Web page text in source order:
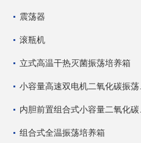
震荡器
滚瓶机
立式高温干热灭菌振荡培养箱
组合式全温振荡培养箱